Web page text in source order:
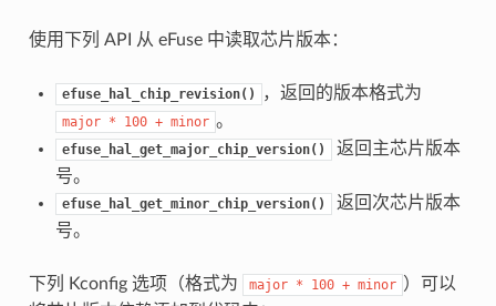
使用下列 API 从 eFuse 中读取芯片版本：
efuse_hal_chip_revision() ，返回的版本格式为
major * 100 + minor 。
efuse_hal_get_major_chip_version()
返回主芯片版本
号。
efuse_hal_get_minor_chip_version()
返回次芯片版本
号。
下列 Kconfig 选项（格式为 major * 100 + minor ）可以